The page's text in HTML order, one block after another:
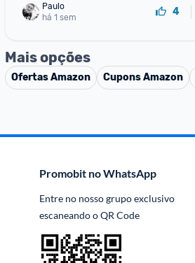
Paulo
há 1 sem
4
Mais opções
OfertasAmazon CuponsAmazon
Promobit no WhatsApp
Entre no nosso grupo exclusivo
escaneando o QR Code